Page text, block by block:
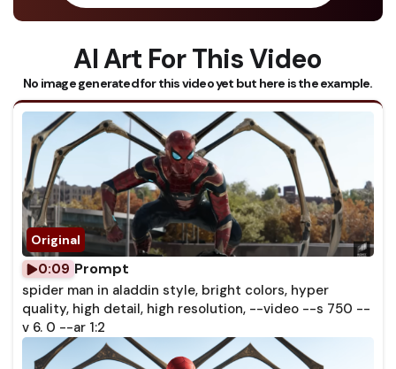
AI Art For This Video
No image generated for this video yet but here is the example.
0:09 Prompt
spider man in aladdin style, bright colors, hyper
quality, high detail, high resolution, --video --s 750 --
v 6. 0 --ar 1:2